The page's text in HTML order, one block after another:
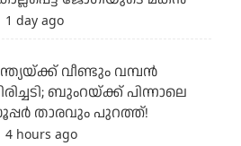
1 day ago
വീണ്ടും വമ്പന്‍
ബുംറയ്ക്ക് പിന്നാലെ
താരവും പുറത്ത്!
4 hours ago